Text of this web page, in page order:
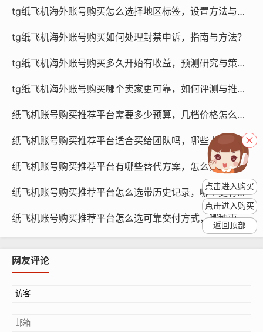
品牌推广人员：他们需要通过社交媒体进行品牌推广和品
牌建设，而高质量的纸飞机账号可以帮助他们提高品牌知
名度和影响力。
社交媒体管理人员：他们需要通过社交媒体进行内容创
作、互动和数据分析，而高质量的纸飞机账号可以帮助他
企业主：他们需要通过社交媒体进行品牌推广和市场营
销，而高质量的纸飞机账号可以帮助他们提高品牌知名度
和影响力。
tg纸飞机海外账号购买怎么选择地区标签，设置方法与教程？
tg纸飞机海外账号购买如何处理封禁申诉，指南与方法？
tg纸飞机海外账号购买多久开始有收益，预测研究与策略？
tg纸飞机海外账号购买哪个卖家更可靠，如何评测与推荐？
纸飞机账号购买推荐平台需要多少预算，几档价格怎么选与为什么差异这么大指南
纸飞机账号购买推荐平台适合买给团队吗，哪些人数对应策略与方法清单
纸飞机账号购买推荐平台有哪些替代方案，怎么实现同效果与推荐策略指南
纸飞机账号购买推荐平台怎么选带历史记录，哪个更有优势与对比评测指南
纸飞机账号购买推荐平台怎么选可靠交付方式，哪种更快与为何更稳定评测指南
网友评论
点击进入购买
点击进入购买
返回顶部